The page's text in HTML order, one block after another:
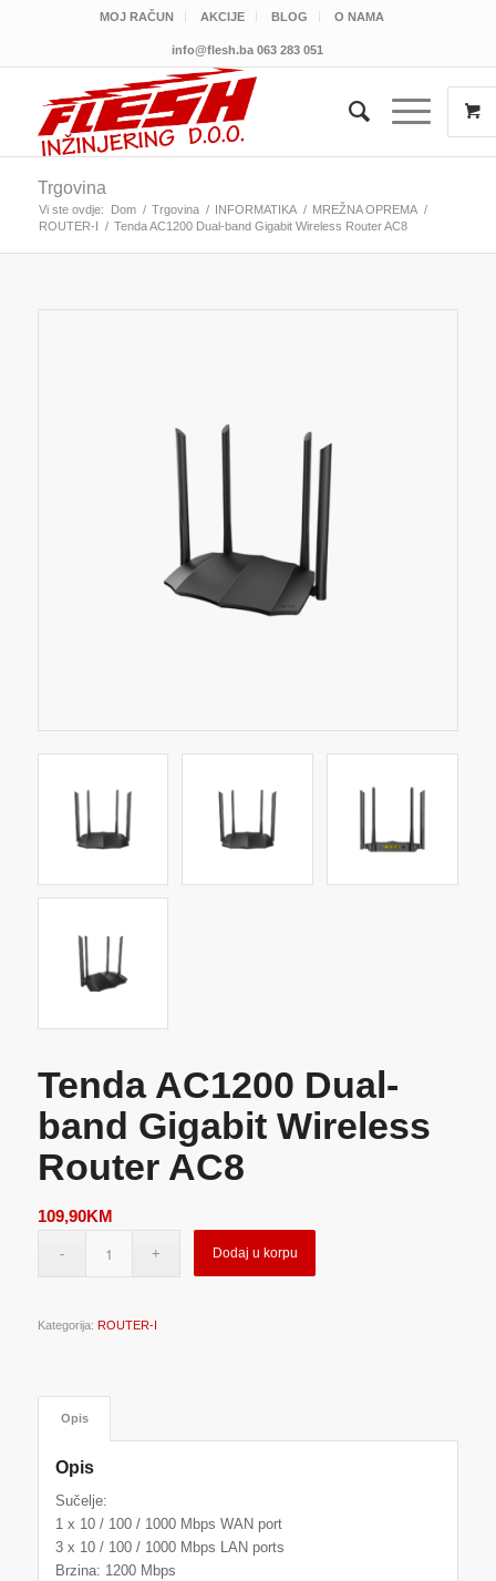
MOJ RAČUN AKCIJE BLOG O NAMA
info@flesh.ba 063 283 051
Trgovina
Vi ste ovdje: Dom / Trgovina / INFORMATIKA / MREŽNA OPREMA /
ROUTER-I / Tenda AC1200 Dual-band Gigabit Wireless Router AC8
Tenda AC1200 Dual-
band Gigabit Wireless
Router AC8
109,90KM
Dodaj u korpu
Kategorija: ROUTER-I
Opis
Opis
Sučelje:
1 x 10 / 100 / 1000 Mbps WAN port
3 x 10 / 100 / 1000 Mbps LAN ports
Brzina: 1200 Mbps